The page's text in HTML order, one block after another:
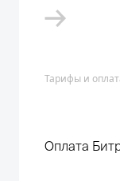
Тарифы и
Оплата